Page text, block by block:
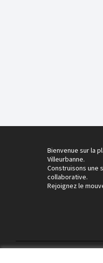
Bienvenue sur la
Villeurbanne.
Construisons une
collaborative.
Rejoignez le